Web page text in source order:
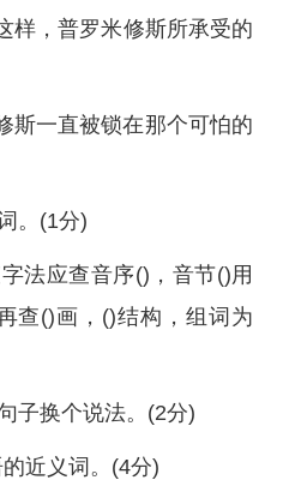
样，普罗米修斯所承受的
斯一直被锁在那个可怕的
。(1分)
法应查音序()，音节()用
查()画，()结构，组词为
子换个说法。(2分)
近义词。(4分)